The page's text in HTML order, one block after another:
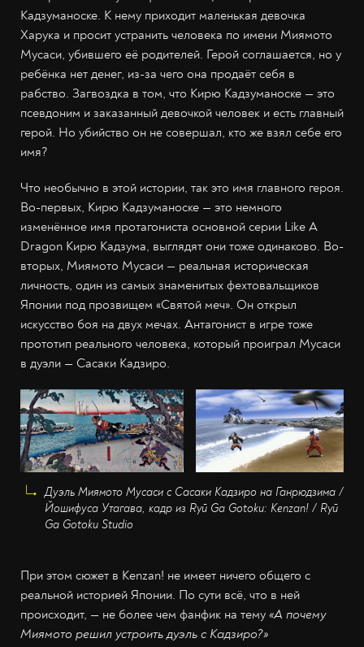
Кадзуманоске. К нему приходит маленькая девочка
Харука и просит устранить человека по имени Миямото
Мусаси, убившего её родителей. Герой соглашается, но у
ребёнка нет денег, из-за чего она продаёт себя в
рабство. Загвоздка в том, что Кирю Кадзуманоске — это
псевдоним и заказанный девочкой человек и есть главный
герой. Но убийство он не совершал, кто же взял себе его
имя?
Что необычно в этой истории, так это имя главного героя.
Во-первых, Кирю Кадзуманоске — это немного
изменённое имя протагониста основной серии Like A
Dragon Кирю Кадзума, выглядят они тоже одинаково. Во-
вторых, Миямото Мусаси — реальная историческая
личность, один из самых знаменитых фехтовальщиков
Японии под прозвищем «Святой меч». Он открыл
искусство боя на двух мечах. Антагонист в игре тоже
прототип реального человека, который проиграл Мусаси
в дуэли — Сасаки Кадзиро.
Дуэль Миямото Мусаси с Сасаки Кадзиро на Ганрюдзима /
Йошифуса Утагава, кадр из Ryū Ga Gotoku: Kenzan! / Ryū
Ga Gotoku Studio
При этом сюжет в Kenzan! не имеет ничего общего с
реальной историей Японии. По сути всё, что в ней
происходит, — не более чем фанфик на тему «А почему
Миямото решил устроить дуэль с Кадзиро?»